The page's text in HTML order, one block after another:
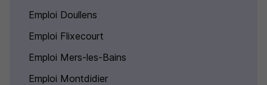
Emploi Doullens
Emploi Flixecourt
Emploi Mers-les-Bains
Emploi Montdidier